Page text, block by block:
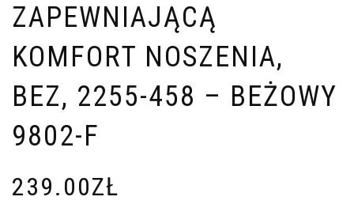
ZAPEWNIAJĄCĄ
KOMFORT NOSZENIA,
BEZ, 2255-458 – BEŻOWY
9802-F
239.00ZŁ